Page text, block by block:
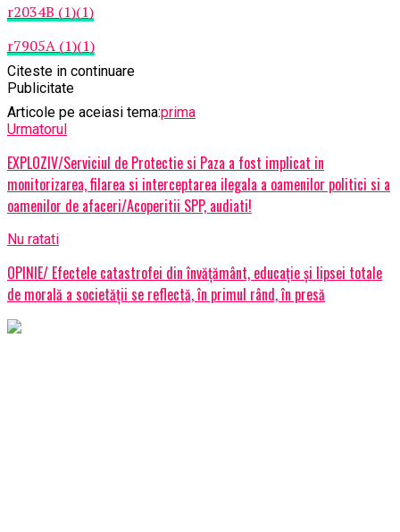
r2034B (1)(1)
r7905A (1)(1)
Articole pe aceiasi tema:prima
Urmatorul
EXPLOZIV/Serviciul de Protectie si Paza a fost implicat in
monitorizarea, filarea si interceptarea ilegala a oamenilor politici si a
oamenilor de afaceri/Acoperitii SPP, audiati!
Nu ratati
OPINIE/ Efectele catastrofei din învățământ, educație și lipsei totale
de morală a societății se reflectă, în primul rând, în presă
Citeste in continuare
Publicitate